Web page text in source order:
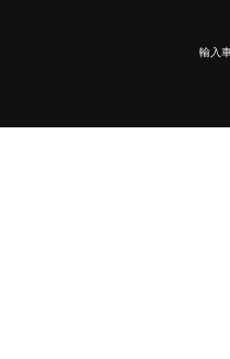
輸入